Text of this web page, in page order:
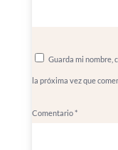
Guarda mi nombre,
la próxima vez que
Comentario*